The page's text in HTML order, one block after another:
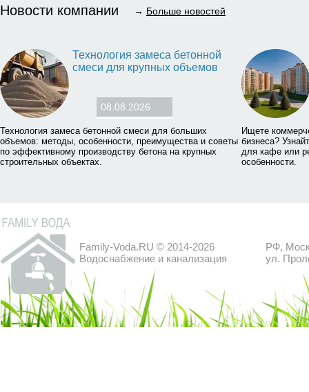
Новости компании → Больше новостей
Технология замеса бетонной
смеси для крупных объемов
08.08.2026
Технология замеса бетонной смеси для больших
объемов: методы, особенности, преимущества и советы
по эффективному производству бетона на крупных
строительных объектах.
Ищете
бизнеса?
для кафе или
особенности.
Family-Voda.RU © 2014-2026
Водоснабжение и канализация
РФ,
ул.